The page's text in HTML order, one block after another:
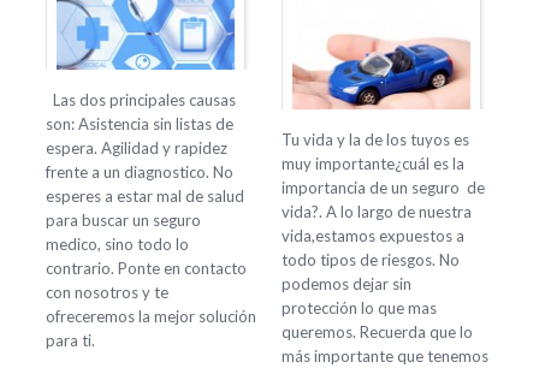
Las dos principales causas
son: Asistencia sin listas de
espera. Agilidad y rapidez
frente a un diagnostico. No
esperes a estar mal de salud
para buscar un seguro
medico, sino todo lo
contrario. Ponte en contacto
con nosotros y te
ofreceremos la mejor solución
para ti.
Tu vida y la de los tuyos es
muy importante¿cuál es la
importancia de un seguro de
vida?. A lo largo de nuestra
vida,estamos expuestos a
todo tipos de riesgos. No
podemos dejar sin
protección lo que mas
queremos. Recuerda que lo
más importante que tenemos